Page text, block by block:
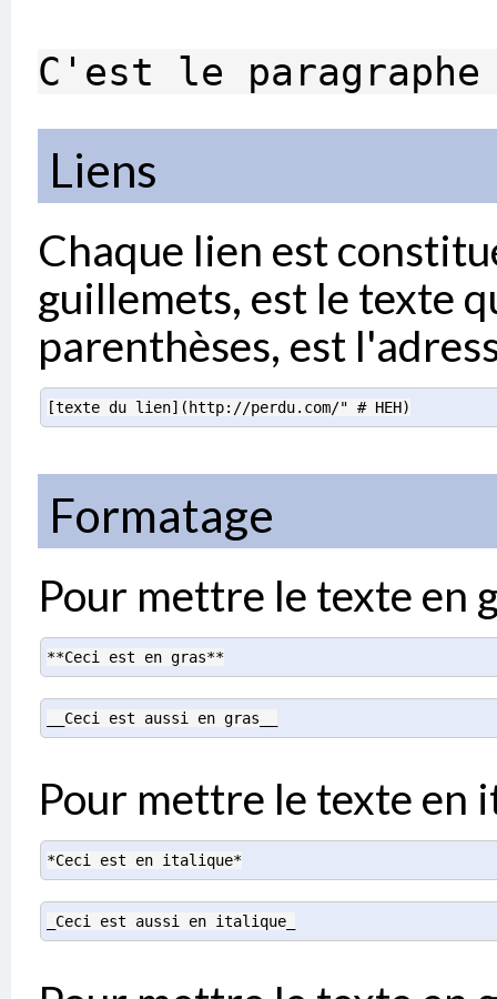
C'est le paragraphe
Liens
Chaque lien est
guillemets, est le texte
parenthèses, est
[texte du lien](http://perdu.com/" # HEH)
Formatage
Pour mettre le texte en
**Ceci est en gras**
__Ceci est aussi en gras__
Pour mettre le texte en
*Ceci est en italique*
_Ceci est aussi en italique_